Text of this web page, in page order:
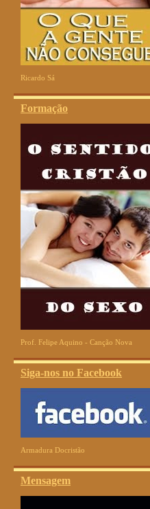
Ricardo Sá
Formação
Prof. Felipe Aquino - Canção Nova
Siga-nos no Facebook
Armadura Docristão
Mensagem